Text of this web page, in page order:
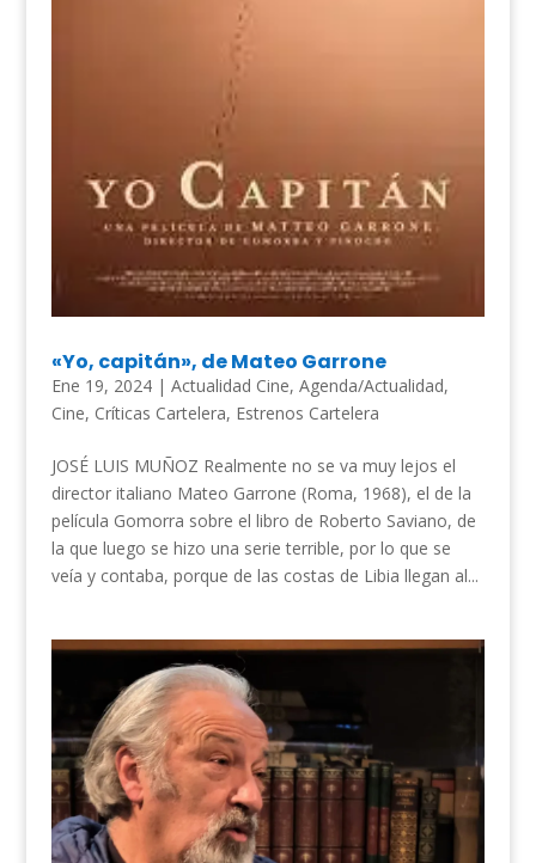
«Yo, capitán», de Mateo Garrone
Ene 19, 2024| Actualidad Cine, Agenda/Actualidad,
Cine, Críticas Cartelera, Estrenos Cartelera
JOSÉ LUIS MUÑOZ Realmente no se va muy lejos el
director italiano Mateo Garrone (Roma, 1968), el de la
película Gomorra sobre el libro de Roberto Saviano, de
la que luego se hizo una serie terrible, por lo que se
veía y contaba, porque de las costas de Libia llegan al...